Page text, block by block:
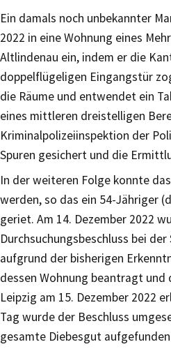
Ein damals noch unbekannter
2022 in eine Wohnung eines
Altlindenau ein, indem er die
doppelflügeligen Eingangstür
die Räume und entwendet ein
eines mittleren dreistelligen
Kriminalpolizeiinspektion der
Spuren gesichert und die
In der weiteren Folge konnte
werden, so das ein 54-Jähriger
geriet. Am 14. Dezember 2022
Durchsuchungsbeschluss bei
aufgrund der bisherigen
dessen Wohnung beantragt
Leipzig am 15. Dezember 2022
Tag wurde der Beschluss
gesamte Diebesgut